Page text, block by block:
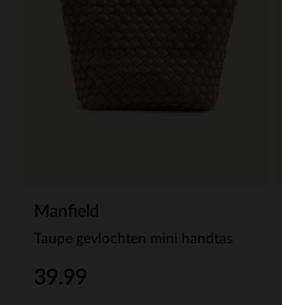
Manfield
Taupe gevlochten mini handtas
39.99